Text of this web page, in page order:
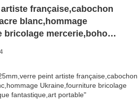
française,cabochon
blanc,hommage
bricolage mercerie,boho
portable